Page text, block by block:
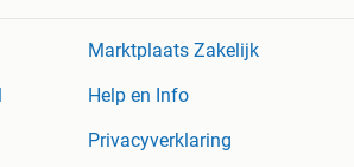
Marktplaats Zakelijk
Help en Info
Privacyverklaring